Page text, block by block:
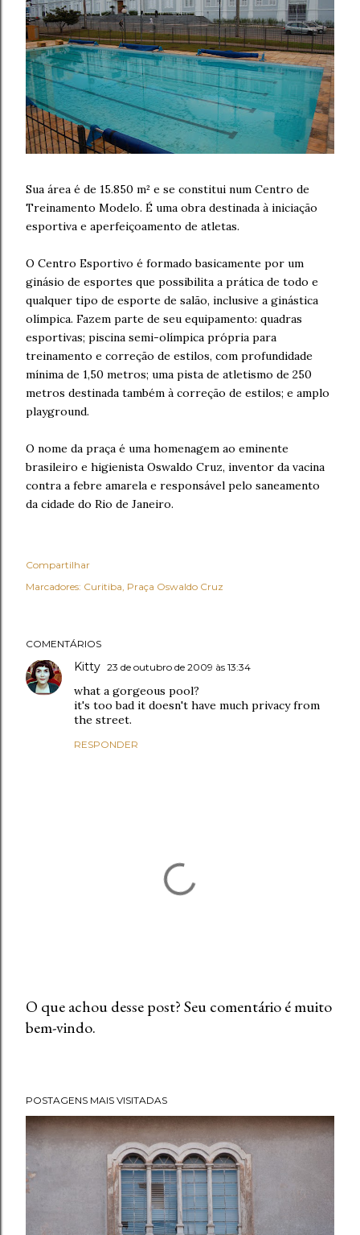
Sua área é de 15.850 m² e se constitui num Centro de
Treinamento Modelo. É uma obra destinada à iniciação
esportiva e aperfeiçoamento de atletas.
O Centro Esportivo é formado basicamente por um
ginásio de esportes que possibilita a prática de todo e
qualquer tipo de esporte de salão, inclusive a ginástica
olímpica. Fazem parte de seu equipamento: quadras
esportivas; piscina semi-olímpica própria para
treinamento e correção de estilos, com profundidade
mínima de 1,50 metros; uma pista de atletismo de 250
metros destinada também à correção de estilos; e amplo
playground.
O nome da praça é uma homenagem ao eminente
brasileiro e higienista Oswaldo Cruz, inventor da vacina
contra a febre amarela e responsável pelo saneamento
da cidade do Rio de Janeiro.
Compartilhar
Marcadores: Curitiba Praça Oswaldo Cruz
COMENTÁRIOS
Kitty 23 de outubro de 2009 às 13:34
what a gorgeous pool?
it's too bad it doesn't have much privacy from
the street.
RESPONDER
P
a
r
u
m
c
O que achou desse post? Seu comentário é muito
bem-vindo.
POSTAGENS MAIS VISITADAS